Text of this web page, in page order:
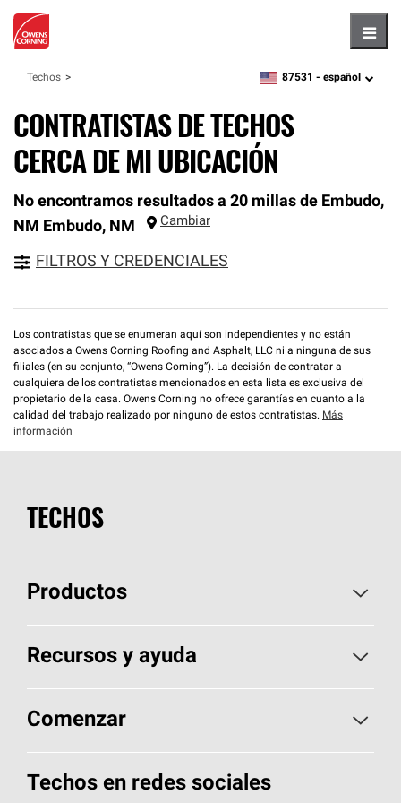
Techos zipcode, language
87531 - español
CONTRATISTAS DE TECHOS
CERCA DE MI UBICACIÓN
No encontramos resultados a 20 millas de Embudo,
NM Embudo, NM Cambiar
FILTROS Y CREDENCIALES
Los contratistas que se enumeran aquí son independientes y no están
asociados a Owens Corning Roofing and Asphalt, LLC ni a ninguna de sus
filiales (en su conjunto, “Owens Corning”). La decisión de contratar a
cualquiera de los contratistas mencionados en esta lista es exclusiva del
propietario de la casa. Owens Corning no ofrece garantías en cuanto a la
calidad del trabajo realizado por ninguno de estos contratistas. Más
información
TECHOS
Productos
Elija sus tejas
Encuentre un contratista
Componentes para techos
Recursos y ayuda
Aspectos básicos sobre techos
Herramientas de diseño y color
Comenzar
Llame al 1-800-GET-PINK®
Techos en redes sociales